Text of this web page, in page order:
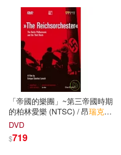
洪惠美
「帝國的樂團」~第三帝國時期
的柏林愛樂 (NTSC) / 昂瑞克.
桑其斯.藍許(導演)DVD(The
Philharmonic and the Third
DVD
$719